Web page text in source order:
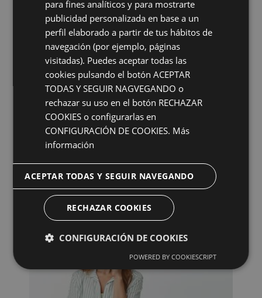
¿Cuánto cuesta una blefaroplastia en Badajoz?
La blefaroplastia en Badajoz es una cirugía que
para fines analíticos y para mostrarte
publicidad personalizada en base a un
perfil elaborado a partir de tus hábitos de
navegación (por ejemplo, páginas
visitadas). Puedes aceptar todas las
cookies pulsando el botón ACEPTAR
TODAS Y SEGUIR NAGVEGANDO o
rechazar su uso en el botón RECHAZAR
COOKIES o configurarlas en
CONFIGURACIÓN DE COOKIES. Más
información
ACEPTAR TODAS Y SEGUIR NAVEGANDO
RECHAZAR COOKIES
CONFIGURACIÓN DE COOKIES
POWERED BY COOKIESCRIPT